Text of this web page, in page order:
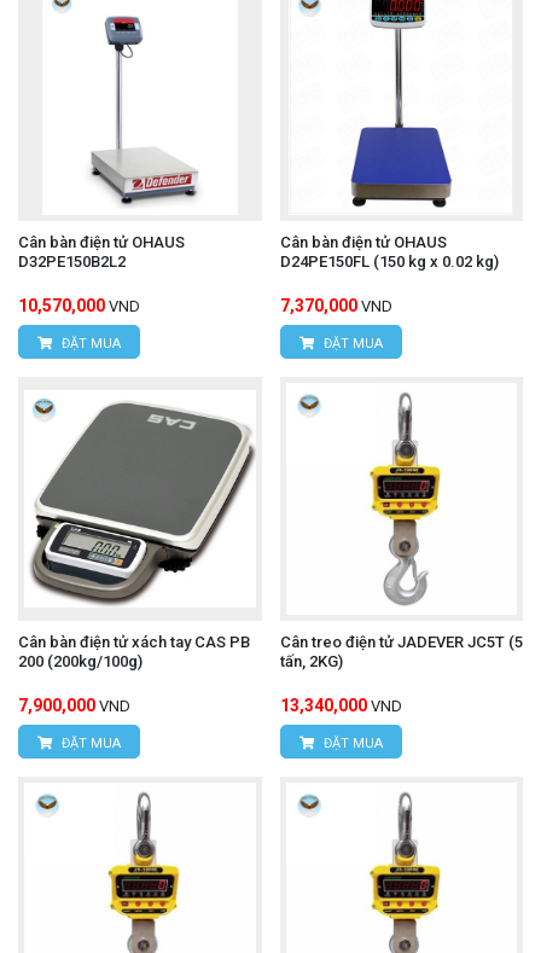
Cân bàn điện tử OHAUS
D32PE150B2L2
10,570,000 VND
ĐẶT MUA
Cân bàn điện tử OHAUS
D24PE150FL (150 kg x 0.02 kg)
7,370,000 VND
ĐẶT MUA
Cân bàn điện tử xách tay CAS PB
200 (200kg/100g)
7,900,000 VND
ĐẶT MUA
Cân treo điện tử JADEVER JC5T (5
tấn, 2KG)
13,340,000 VND
ĐẶT MUA